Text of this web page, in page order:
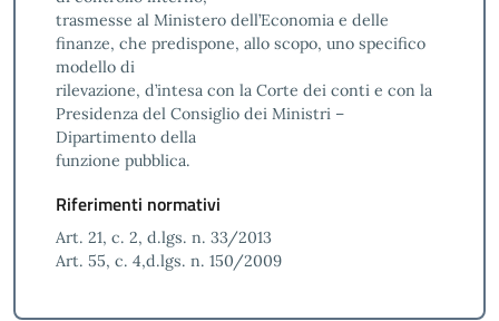
trasmesse al Ministero dell’Economia e delle
finanze, che predispone, allo scopo, uno specifico
modello di
rilevazione, d’intesa con la Corte dei conti e con la
Presidenza del Consiglio dei Ministri –
Dipartimento della
funzione pubblica.
Riferimenti normativi
Art. 21, c. 2, d.lgs. n. 33/2013
Art. 55, c. 4,d.lgs. n. 150/2009